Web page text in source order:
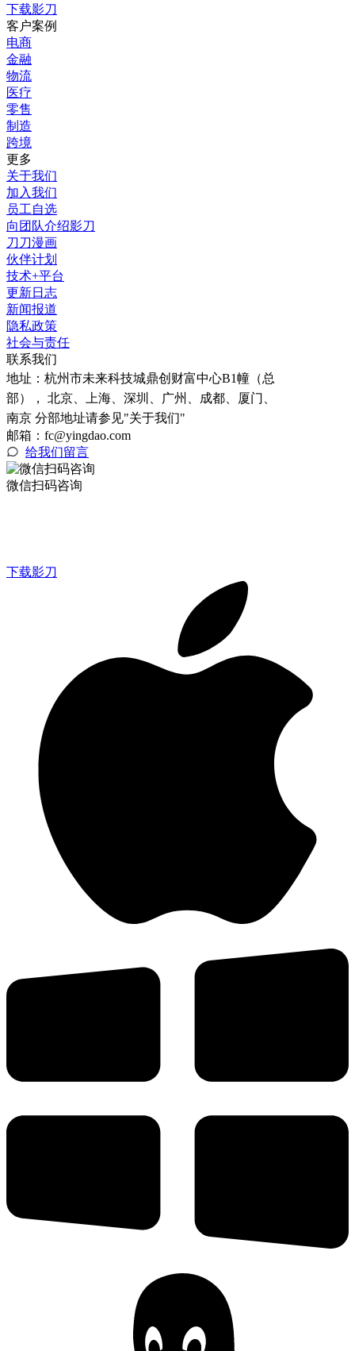
下载影刀
客户案例
电商
金融
物流
医疗
零售
制造
跨境
更多
关于我们
加入我们
员工自选
向团队介绍影刀
刀刀漫画
伙伴计划
技术+平台
更新日志
新闻报道
隐私政策
社会与责任
联系我们
地址： 杭州市未来科技城鼎创财富中心B1幢（总
部）， 北京、上海、深圳、广州、成都、厦门、
南京 分部地址请参见"关于我们"
邮箱：fc@yingdao.com
给我们留言
微信扫码咨询
下载影刀